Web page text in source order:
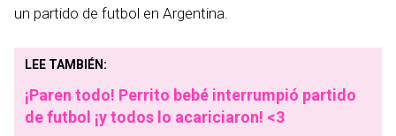
un partido de futbol en Argentina.
LEE TAMBIÉN:
¡Paren todo! Perrito bebé interrumpió partido
de futbol ¡y todos lo acariciaron! <3